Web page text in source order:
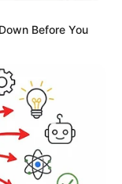
Before You